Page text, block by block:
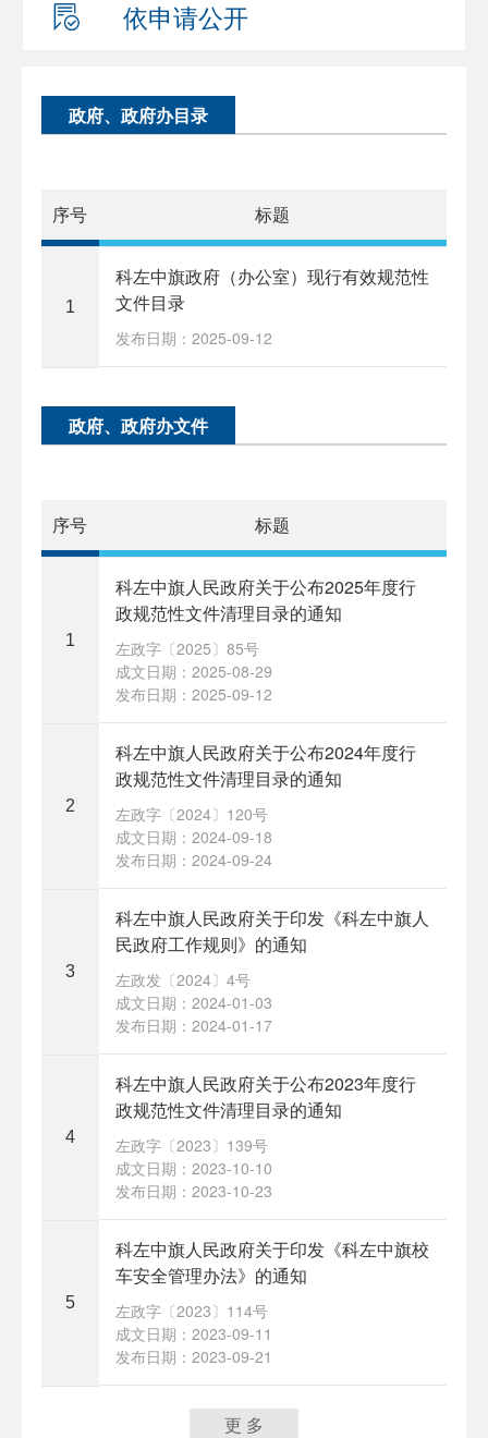
依申请公开
政府、政府办目录
序号 标题
1
科左中旗政府（办公室）现行有效规范性
文件目录
发布日期：2025-09-12
政府、政府办文件
序号 标题
1
科左中旗人民政府关于公布2025年度行
政规范性文件清理目录的通知
左政字〔2025〕85号
成文日期：2025-08-29
发布日期：2025-09-12
2
科左中旗人民政府关于公布2024年度行
政规范性文件清理目录的通知
左政字〔2024〕120号
成文日期：2024-09-18
发布日期：2024-09-24
3
科左中旗人民政府关于印发《科左中旗人
民政府工作规则》的通知
左政发〔2024〕4号
成文日期：2024-01-03
发布日期：2024-01-17
4
科左中旗人民政府关于公布2023年度行
政规范性文件清理目录的通知
左政字〔2023〕139号
成文日期：2023-10-10
发布日期：2023-10-23
5
科左中旗人民政府关于印发《科左中旗校
车安全管理办法》的通知
左政字〔2023〕114号
成文日期：2023-09-11
发布日期：2023-09-21
更 多